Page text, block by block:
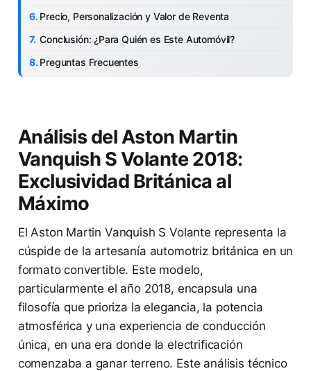
Precio, Personalización y Valor de Reventa
Conclusión: ¿Para Quién es Este Automóvil?
Preguntas Frecuentes
Análisis del Aston Martin
Vanquish S Volante 2018:
Exclusividad Británica al
Máximo
El Aston Martin Vanquish S Volante representa la
cúspide de la artesanía automotriz británica en un
formato convertible. Este modelo,
particularmente el año 2018, encapsula una
filosofía que prioriza la elegancia, la potencia
atmosférica y una experiencia de conducción
única, en una era donde la electrificación
comenzaba a ganar terreno. Este análisis técnico